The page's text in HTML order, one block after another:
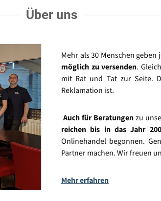
Über uns
Mehr als 30 Menschen
möglich zu versenden.
mit Rat und Tat zur Seite.
Reklamation ist.
Auch für Beratungenzu
reichen bis in das Jahr
Onlinehandel begonnen.
Partner machen. Wir freuen
Mehr erfahren